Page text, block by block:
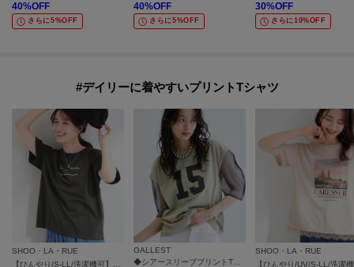
40%OFF
さらに5%OFF
40%OFF
さらに5%OFF
30%OFF
さらに10%OFF
#デイリーに着やすいプリントTシャツ
SHOO・LA・RUE
GALLEST
SHOO・LA・RUE